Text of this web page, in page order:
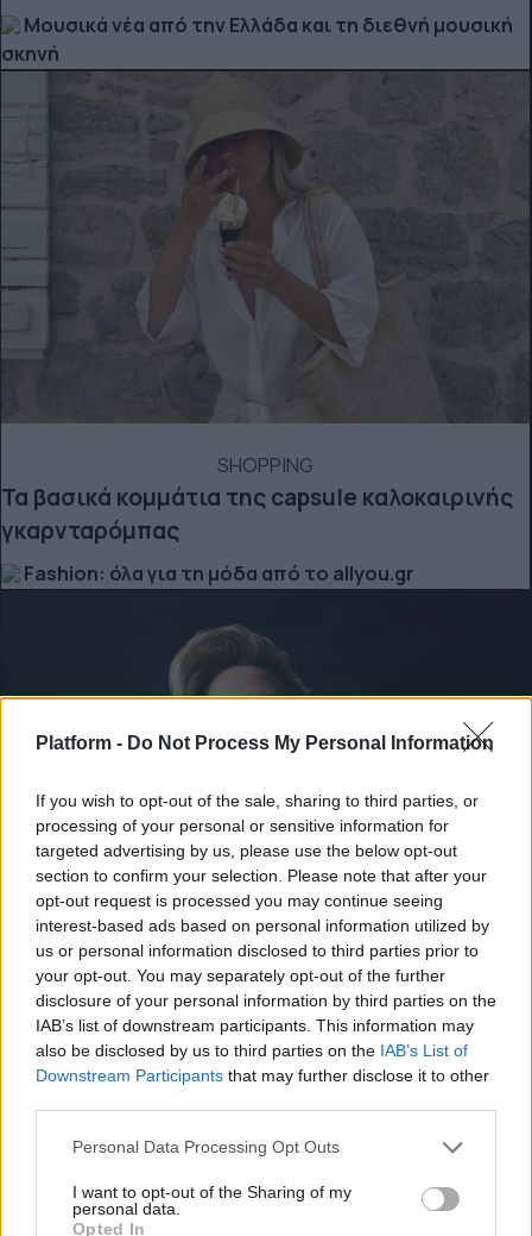
Platform - Do Not Process My Personal Information
If you wish to opt-out of the sale, sharing to third parties, or
processing of your personal or sensitive information for
targeted advertising by us, please use the below opt-out
section to confirm your selection. Please note that after your
opt-out request is processed you may continue seeing
interest-based ads based on personal information utilized by
us or personal information disclosed to third parties prior to
your opt-out. You may separately opt-out of the further
disclosure of your personal information by third parties on the
IAB’s list of downstream participants. This information may
also be disclosed by us to third parties on the IAB’s List of
Downstream Participants that may further disclose it to other
Personal Data Processing Opt Outs
I want to opt-out of the Sharing of my
personal data.
Opted In
Μουσικά νέα από την Ελλάδα και τη διεθνή μουσική
σκηνή
SHOPPING
Τα βασικά κομμάτια της capsule καλοκαιρινής
γκαρνταρόμπας
Fashion: όλα για τη μόδα από το allyou.gr
ΔΙΕΘΝΗ ΝΕΑ
Η Róisín Murphy επικρίνει δημόσια τη Madonna
για τη στάση της στα δικαιώματα των τρανς
ατόμων